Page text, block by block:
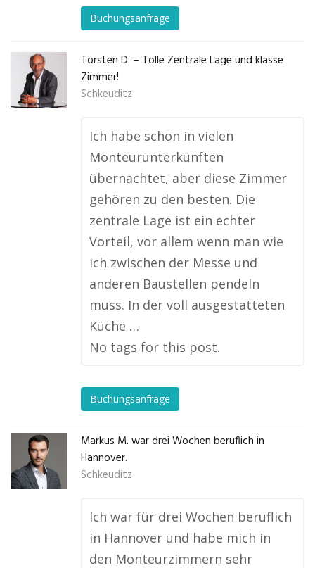
Buchungsanfrage
Torsten D. – Tolle Zentrale Lage und klasse
Zimmer!
Schkeuditz
Ich habe schon in vielen
Monteurunterkünften
übernachtet, aber diese Zimmer
gehören zu den besten. Die
zentrale Lage ist ein echter
Vorteil, vor allem wenn man wie
ich zwischen der Messe und
anderen Baustellen pendeln
muss. In der voll ausgestatteten
Küche …
No tags for this post.
Buchungsanfrage
Markus M. war drei Wochen beruflich in
Hannover.
Schkeuditz
Ich war für drei Wochen beruflich
in Hannover und habe mich in
den Monteurzimmern sehr